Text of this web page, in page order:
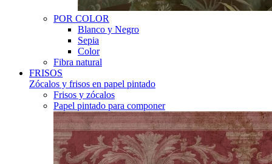
POR COLOR
Blanco y Negro
Sepia
Color
Fibra natural
FRISOS
Zócalos y frisos en papel pintado
Frisos y zócalos
Papel pintado para componer